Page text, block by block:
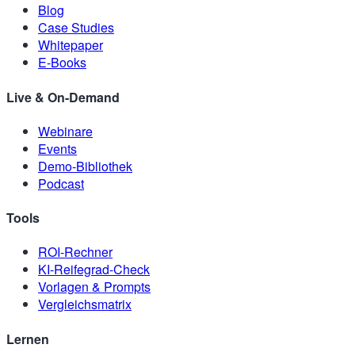
Blog
Case Studies
Whitepaper
E-Books
Live & On-Demand
Webinare
Events
Demo-Bibliothek
Podcast
Tools
ROI-Rechner
KI-Reifegrad-Check
Vorlagen & Prompts
Vergleichsmatrix
Lernen